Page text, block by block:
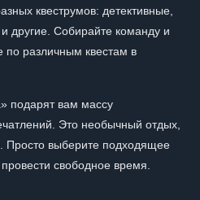
квеструмов: детективные,
другие. Собирайте команду и
по различным квестам в
подарят вам массу
Это необычный отдых,
Просто выберите подходящее
свободное время.